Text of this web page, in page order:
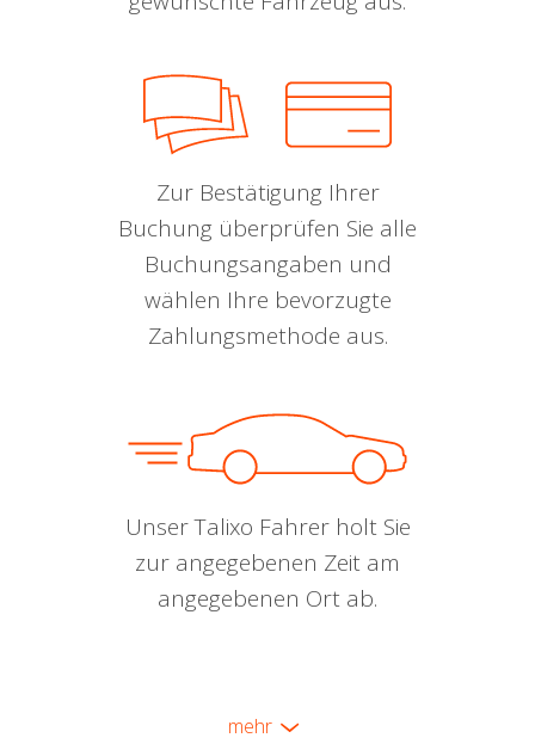
Zur Bestätigung Ihrer
Buchung überprüfen Sie alle
Buchungsangaben und
wählen Ihre bevorzugte
Zahlungsmethode aus.
Unser Talixo Fahrer holt Sie
zur angegebenen Zeit am
angegebenen Ort ab.
mehr